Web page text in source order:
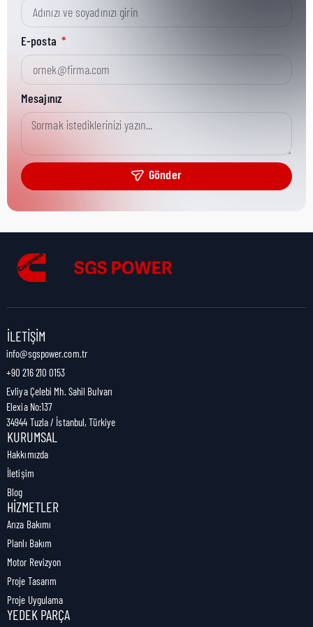
Kısa Parça No:
Ürün Grubu:
Ürün Kategorisi:
Nakliye Yüksekliği:
Nakliye Uzunluğu:
Nakliye Ağırlığı:
E-posta
Mesajınız
Gönder
İLETIŞIM
info@sgspower.com.tr
+90 216 210 0153
Evliya Çelebi Mh. Sahil Bulvarı
Elexia No:137
34944 Tuzla / İstanbul, Türkiye
KURUMSAL
Hakkımızda
İletişim
Blog
HIZMETLER
Arıza Bakımı
Planlı Bakım
Motor Revizyon
Proje Tasarım
Proje Uygulama
YEDEK PARÇA